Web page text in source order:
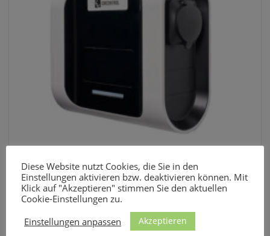
MIT LADESTECKDOSE
Circontrol eNext T (22 kW | 32 A)
Diese Website nutzt Cookies, die Sie in den
Einstellungen aktivieren bzw. deaktivieren können. Mit
Klick auf "Akzeptieren" stimmen Sie den aktuellen
Cookie-Einstellungen zu.
Einstellungen anpassen
Akzeptieren